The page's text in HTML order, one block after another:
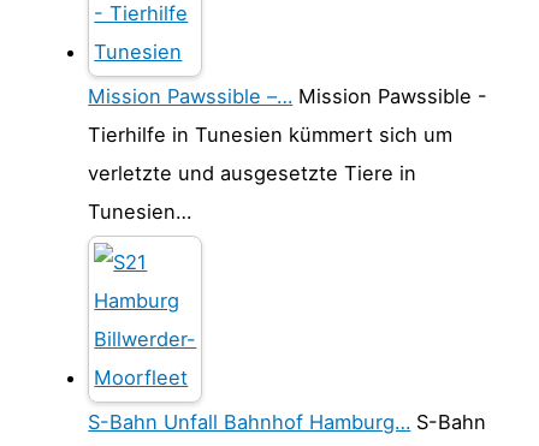
Mission Pawssible –… Mission Pawssible -
Tierhilfe in Tunesien kümmert sich um
verletzte und ausgesetzte Tiere in
Tunesien…
S-Bahn Unfall Bahnhof Hamburg… S-Bahn